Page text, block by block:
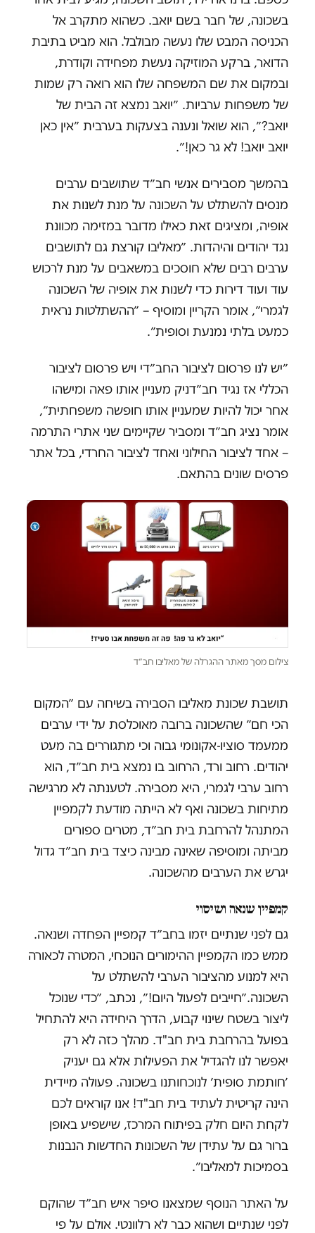
בשכונה, של חבר בשם יואב. כשהוא מתקרב אל
הכניסה המבט שלו נעשה מבולבל. הוא מביט בתיבת
הדואר, ברקע המוזיקה נעשת מפחידה וקודרת,
ובמקום את שם המשפחה שלו הוא רואה רק שמות
של משפחות ערביות. ״יואב נמצא זה הבית של
יואב?״, הוא שואל ונענה בצעקות בערבית ״אין כאן
יואב יואב! לא גר כאן!״.
בהמשך מסבירים אנשי חב״ד שתושבים ערבים
מנסים להשתלט על השכונה על מנת לשנות את
אופיה, ומציגים זאת כאילו מדובר במזימה מכוונת
נגד יהודים והיהדות. ״מאליבו קורצת גם לתושבים
ערבים רבים שלא חוסכים במשאבים על מנת לרכוש
עוד ועוד דירות כדי לשנות את אופיה של השכונה
לגמרי״, אומר הקריין ומוסיף – ״ההשתלטות נראית
כמעט בלתי נמנעת וסופית״.
״יש לנו פרסום לציבור החב״די ויש פרסום לציבור
הכללי אז נגיד חב״דניק מעניין אותו פאה ומישהו
אחר יכול להיות שמעניין אותו חופשה משפחתית״,
אומר נציג חב״ד ומסביר שקיימים שני אתרי התרמה
– אחד לציבור החילוני ואחד לציבור החרדי, בכל אתר
פרסים שונים בהתאם.
צילום מסך מאתר ההגרלה של מאליבו חב״ד
תושבת שכונת מאליבו הסבירה בשיחה עם ״המקום
הכי חם״ שהשכונה ברובה מאוכלסת על ידי ערבים
ממעמד סוציו-אקונומי גבוה וכי מתגוררים בה מעט
יהודים. רחוב ורד, הרחוב בו נמצא בית חב״ד, הוא
רחוב ערבי לגמרי, היא מסבירה. לטענתה לא מרגישה
מתיחות בשכונה ואף לא הייתה מודעת לקמפיין
המתנהל להרחבת בית חב״ד, מטרים ספורים
מביתה ומוסיפה שאינה מבינה כיצד בית חב״ד גדול
יגרש את הערבים מהשכונה.
קמפיין שנאה ושיסוי
גם לפני שנתיים יזמו בחב״ד קמפיין הפחדה ושנאה.
ממש כמו הקמפיין ההימורים הנוכחי, המטרה לכאורה
היא למנוע מהציבור הערבי להשתלט על
השכונה.״חייבים לפעול היום!״, נכתב, ״כדי שנוכל
ליצור בשטח שינוי קבוע, הדרך היחידה היא להתחיל
בפועל בהרחבת בית חב"ד. מהלך כזה לא רק
יאפשר לנו להגדיל את הפעילות אלא גם יעניק
׳חותמת סופית׳ לנוכחותנו בשכונה. פעולה מיידית
הינה קריטית לעתיד בית חב"ד! אנו קוראים לכם
לקחת היום חלק בפיתוח המרכז, שישפיע באופן
ברור גם על עתידן של השכונות החדשות הנבנות
בסמיכות למאליבו״.
על האתר הנוסף שמצאנו סיפר איש חב״ד שהוקם
לפני שנתיים ושהוא כבר לא רלוונטי. אולם על פי